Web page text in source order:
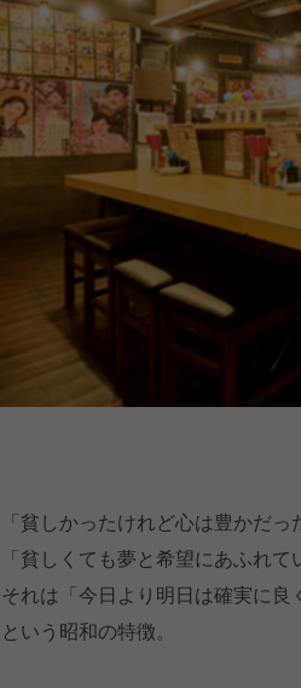
「貧しかったけれど心は豊かだっ
「貧しくても夢と希望にあふれて
それは「今日より明日は確実に良
という昭和の特徴。